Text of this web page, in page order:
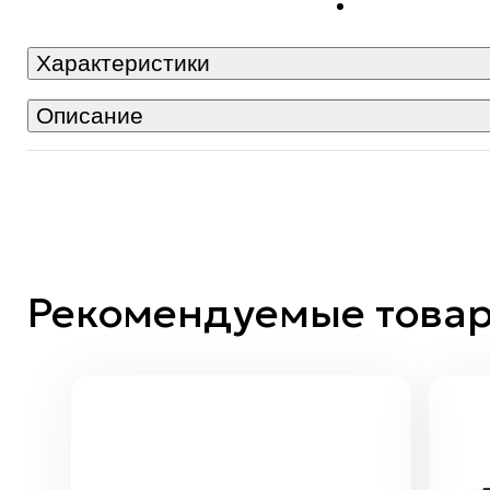
Характеристики
Описание
Рекомендуемые